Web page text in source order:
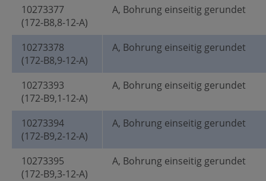
10273377
(172-B8,8-12-A)
A, Bohrung einseitig gerundet
10273378
(172-B8,9-12-A)
A, Bohrung einseitig gerundet
10273393
(172-B9,1-12-A)
A, Bohrung einseitig gerundet
10273394
(172-B9,2-12-A)
A, Bohrung einseitig gerundet
10273395
(172-B9,3-12-A)
A, Bohrung einseitig gerundet